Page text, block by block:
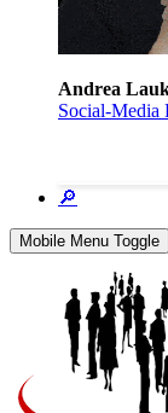
Andrea
Social-Media
🔎
Mobile Menu Toggle